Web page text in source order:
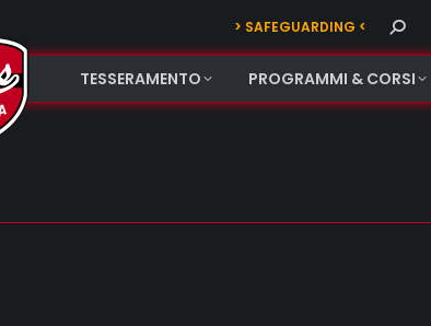
> SAFEGUARDING < Search:
TESSERAMENTO PROGRAMMI & CORSI